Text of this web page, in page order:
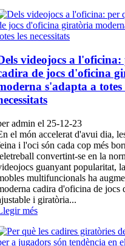
videojocs a l'oficina:
de jocs d'oficina
s'adapta a totes
admin el 25-12-23
el món accelerat d'avui dia,
i l'oci són cada cop més
convertint-se en la
guanyant popularitat,
multifuncionals ha
cadira d'oficina de jocs
i giratòria...
més